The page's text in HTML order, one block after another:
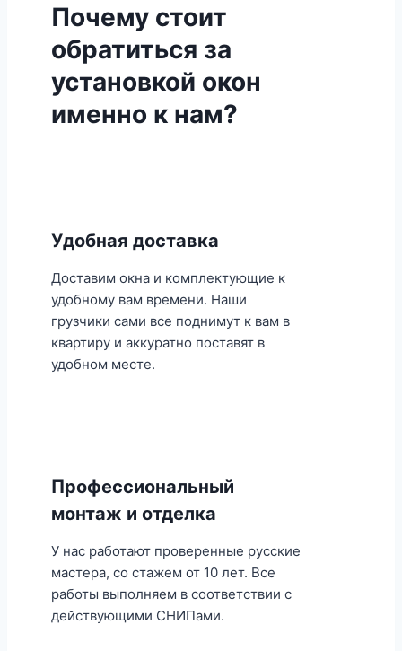
Почему стоит
обратиться за
установкой окон
именно к нам?
Удобная доставка
Доставим окна и комплектующие к
удобному вам времени. Наши
грузчики сами все поднимут к вам в
квартиру и аккуратно поставят в
удобном месте.
Профессиональный
монтаж и отделка
У нас работают проверенные русские
мастера, со стажем от 10 лет. Все
работы выполняем в соответствии с
действующими СНИПами.